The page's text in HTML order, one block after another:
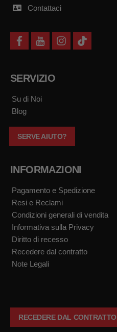
Contattaci
f
a
b
o
y
o
u
b
i
n
t
i
SERVIZIO
Su di Noi
Blog
SERVE AIUTO?
INFORMAZIONI
Pagamento e Spedizione
Resi e Reclami
Condizioni generali di vendita
Informativa sulla Privacy
Diritto di recesso
Recedere dal contratto
Note Legali
RECEDERE DAL CONTRATTO